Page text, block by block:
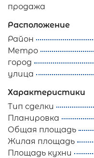
продажа
Расположение
Район
Метро
город
улица
Характеристики
Тип сделки
Планировка
Общая площадь
Жилая площадь
Площадь кухни